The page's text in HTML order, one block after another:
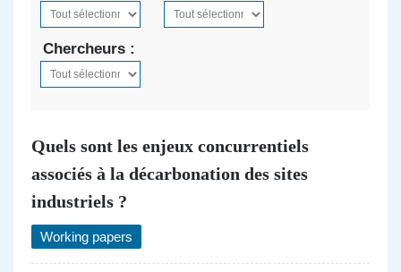
Chercheurs :
Quels sont les enjeux concurrentiels
associés à la décarbonation des sites
industriels ?
Working papers